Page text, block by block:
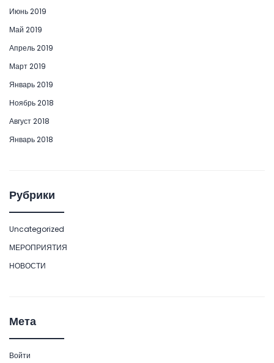
Июнь 2019
Май 2019
Апрель 2019
Март 2019
Январь 2019
Ноябрь 2018
Август 2018
Январь 2018
Рубрики
Uncategorized
МЕРОПРИЯТИЯ
НОВОСТИ
Мета
Войти